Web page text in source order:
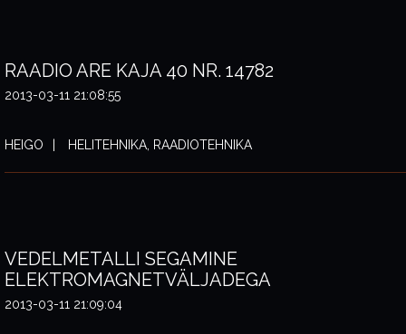
RAADIO ARE KAJA 40 NR. 14782
2013-03-11 21:08:55
HEIGO HELITEHNIKA, RAADIOTEHNIKA
VEDELMETALLI SEGAMINE
ELEKTROMAGNETVÄLJADEGA
2013-03-11 21:09:04